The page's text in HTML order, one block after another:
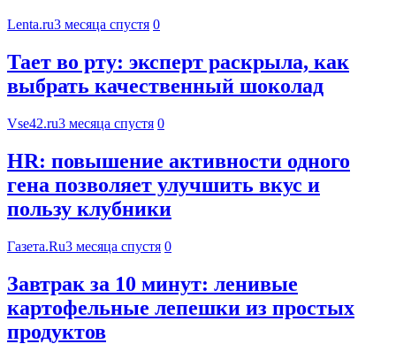
Lenta.ru3 месяца спустя 0
Тает во рту: эксперт раскрыла, как
выбрать качественный шоколад
Vse42.ru3 месяца спустя 0
HR: повышение активности одного
гена позволяет улучшить вкус и
пользу клубники
Газета.Ru3 месяца спустя 0
Завтрак за 10 минут: ленивые
картофельные лепешки из простых
продуктов